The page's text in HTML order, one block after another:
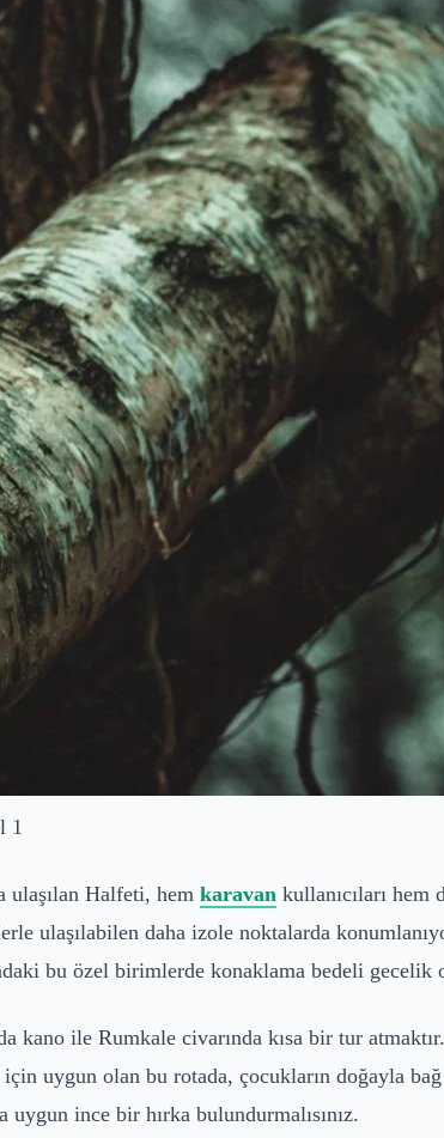
1
ulaşılan Halfeti, hem karavan kullanıcıları
ulaşılabilen daha izole noktalarda
bu özel birimlerde konaklama bedeli gecelik
kano ile Rumkale civarında kısa bir tur
uygun olan bu rotada, çocukların doğayla
uygun ince bir hırka bulundurmalısınız.